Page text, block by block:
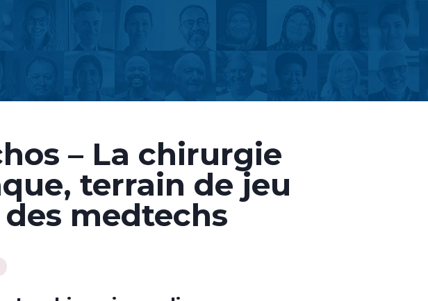
– La chirurgie
terrain de jeu
medtechs